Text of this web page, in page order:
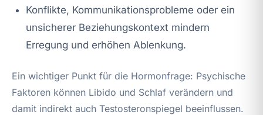
Konflikte, Kommunikationsprobleme oder ein
unsicherer Beziehungskontext mindern
Erregung und erhöhen Ablenkung.
Ein wichtiger Punkt für die Hormonfrage: Psychische
Faktoren können Libido und Schlaf verändern und
damit indirekt auch Testosteronspiegel beeinflussen.